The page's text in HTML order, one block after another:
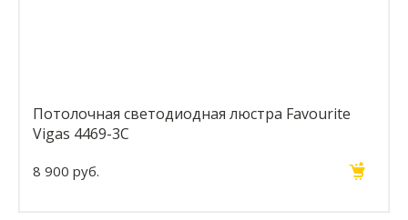
Потолочная светодиодная люстра Favourite
Vigas 4469-3C
8 900 руб.